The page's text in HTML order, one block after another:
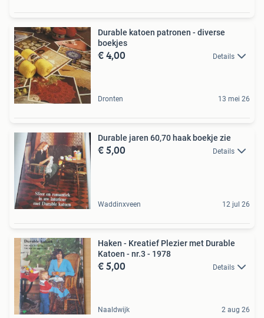
Durable katoen patronen - diverse
boekjes
€ 4,00 Details
Dronten 13 mei 26
Durable jaren 60,70 haak boekje zie
€ 5,00 Details
Waddinxveen 12 jul 26
Haken - Kreatief Plezier met Durable
Katoen - nr.3 - 1978
€ 5,00 Details
Naaldwijk 2 aug 26